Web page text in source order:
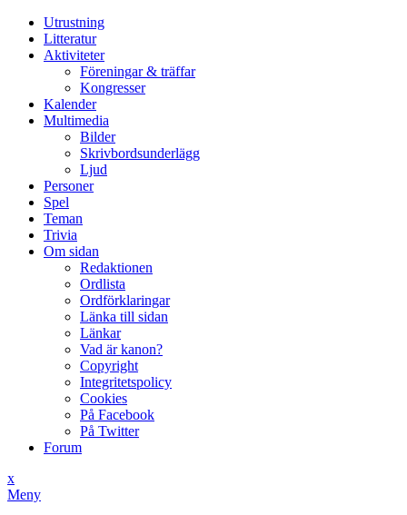
Utrustning
Litteratur
Aktiviteter
Föreningar & träffar
Kongresser
Kalender
Multimedia
Bilder
Skrivbordsunderlägg
Ljud
Personer
Spel
Teman
Trivia
Om sidan
Redaktionen
Ordlista
Ordförklaringar
Länka till sidan
Länkar
Vad är kanon?
Copyright
Integritetspolicy
Cookies
På Facebook
På Twitter
Forum
x
Meny